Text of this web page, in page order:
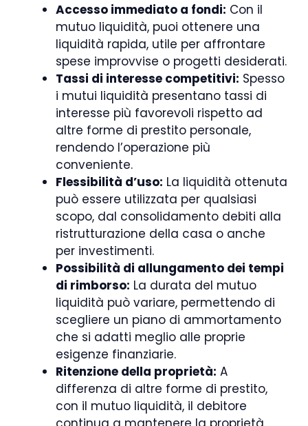
Accesso immediato a fondi: Con il
mutuo liquidità, puoi ottenere una
liquidità rapida, utile per affrontare
spese improvvise o progetti desiderati.
Tassi di interesse competitivi: Spesso
i mutui liquidità presentano tassi di
interesse più favorevoli rispetto ad
altre forme di prestito personale,
rendendo l’operazione più
conveniente.
Flessibilità d’uso: La liquidità ottenuta
può essere utilizzata per qualsiasi
scopo, dal consolidamento debiti alla
ristrutturazione della casa o anche
per investimenti.
Possibilità di allungamento dei tempi
di rimborso: La durata del mutuo
liquidità può variare, permettendo di
scegliere un piano di ammortamento
che si adatti meglio alle proprie
esigenze finanziarie.
Ritenzione della proprietà: A
differenza di altre forme di prestito,
con il mutuo liquidità, il debitore